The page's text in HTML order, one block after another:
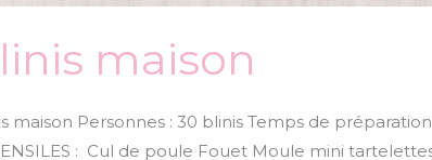
maison
maison Personnes : 30 blinis Temps de
: Cul de poule Fouet Moule mini